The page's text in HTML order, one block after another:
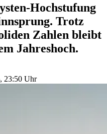
Hochstufung
Trotz
Zahlen bleibt
Jahreshoch.
23:50 Uhr